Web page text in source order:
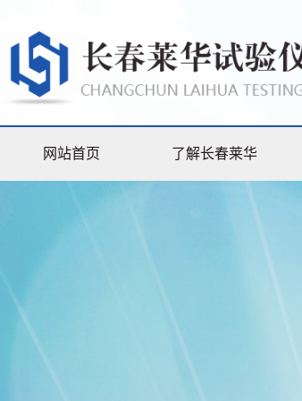
网站首页 了解长春莱华